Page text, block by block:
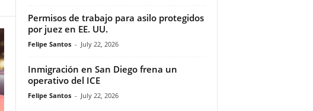
Permisos de trabajo para asilo protegidos
por juez en EE. UU.
Felipe Santos - July 22, 2026
Inmigración en San Diego frena un
operativo del ICE
Felipe Santos - July 22, 2026